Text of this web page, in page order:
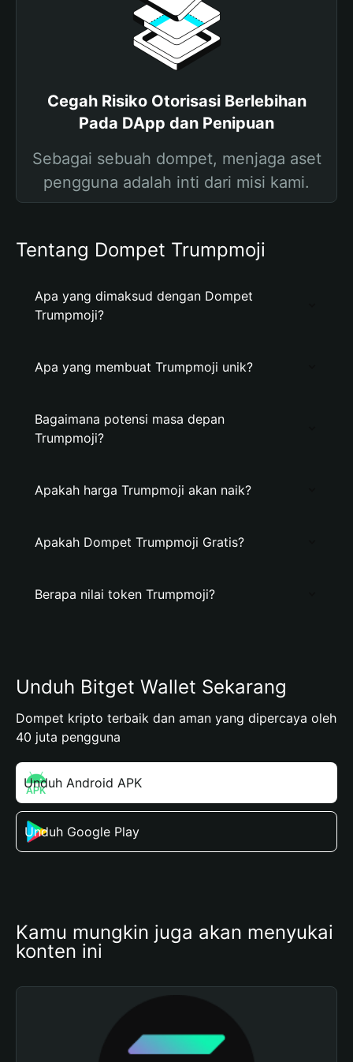
Cegah Risiko Otorisasi Berlebihan
Pada DApp dan Penipuan
Sebagai sebuah dompet, menjaga aset
pengguna adalah inti dari misi kami.
Tentang Dompet Trumpmoji
Apa yang dimaksud dengan Dompet
Trumpmoji?
Apa yang membuat Trumpmoji unik?
Bagaimana potensi masa depan
Trumpmoji?
Apakah harga Trumpmoji akan naik?
Apakah Dompet Trumpmoji Gratis?
Berapa nilai token Trumpmoji?
Unduh Bitget Wallet Sekarang
Dompet kripto terbaik dan aman yang dipercaya oleh
40 juta pengguna
Unduh Android APK
Unduh Google Play
Kamu mungkin juga akan menyukai
konten ini